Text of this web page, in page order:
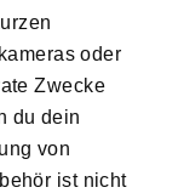
oder
Zwecke
du dein
von
ist nicht